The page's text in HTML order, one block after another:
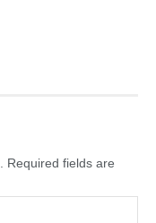
Required fields are